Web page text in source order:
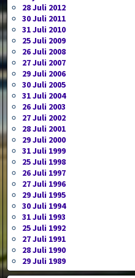
28 Juli 2012
30 Juli 2011
31 Juli 2010
25 Juli 2009
26 Juli 2008
27 Juli 2007
29 Juli 2006
30 Juli 2005
31 Juli 2004
26 Juli 2003
27 Juli 2002
28 Juli 2001
29 Juli 2000
31 Juli 1999
25 Juli 1998
26 Juli 1997
27 Juli 1996
29 Juli 1995
30 Juli 1994
31 Juli 1993
25 Juli 1992
27 Juli 1991
28 Juli 1990
29 Juli 1989